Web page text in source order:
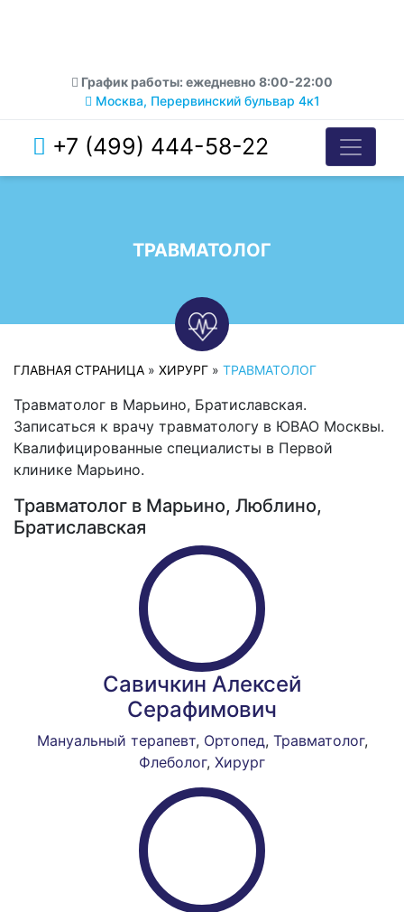
График работы: ежедневно 8:00-22:00
Москва, Перервинский бульвар 4к1
+7 (499) 444-58-22
ТРАВМАТОЛОГ
ГЛАВНАЯ СТРАНИЦА » ХИРУРГ » ТРАВМАТОЛОГ
Травматолог в Марьино, Братиславская.
Записаться к врачу травматологу в ЮВАО Москвы.
Квалифицированные специалисты в Первой
клинике Марьино.
Травматолог в Марьино, Люблино,
Братиславская
Савичкин Алексей
Серафимович
Мануальный терапевт, Ортопед, Травматолог,
Флеболог, Хирург